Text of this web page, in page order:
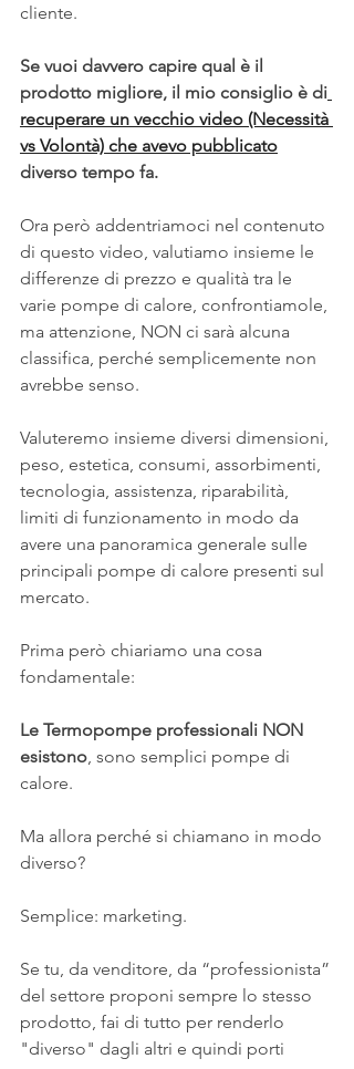
cliente.
Se vuoi davvero capire qual è il
prodotto migliore, il mio consiglio è di
recuperare un vecchio video (Necessità
vs Volontà) che avevo pubblicato
diverso tempo fa.
Ora però addentriamoci nel contenuto
di questo video, valutiamo insieme le
differenze di prezzo e qualità tra le
varie pompe di calore, confrontiamole,
ma attenzione, NON ci sarà alcuna
classifica, perché semplicemente non
avrebbe senso.
Valuteremo insieme diversi dimensioni,
peso, estetica, consumi, assorbimenti,
tecnologia, assistenza, riparabilità,
limiti di funzionamento in modo da
avere una panoramica generale sulle
principali pompe di calore presenti sul
mercato.
Prima però chiariamo una cosa
fondamentale:
Le Termopompe professionali NON
esistono , sono semplici pompe di
calore.
Ma allora perché si chiamano in modo
diverso?
Semplice: marketing.
Se tu, da venditore, da “professionista”
del settore proponi sempre lo stesso
prodotto, fai di tutto per renderlo
"diverso" dagli altri e quindi porti